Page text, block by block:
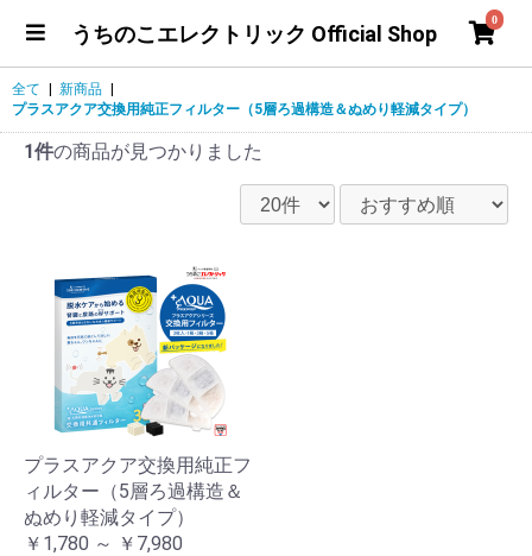
うちのこエレクトリック Official Shop
0
全て 新商品
プラスアクア交換用純正フィルター（5層ろ過構造＆ぬめり軽減タイプ）
1件の商品が見つかりました
プラスアクア交換用純正フ
ィルター（5層ろ過構造＆
ぬめり軽減タイプ）
￥1,780 ～ ￥7,980